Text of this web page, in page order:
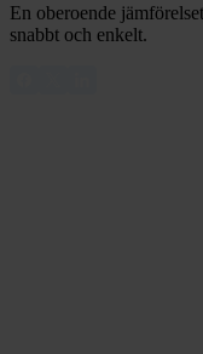
En oberoende
snabbt och enkelt.